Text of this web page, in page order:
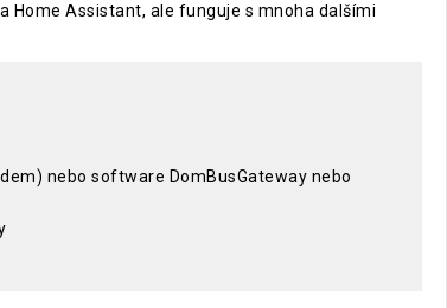
Home Assistant, ale funguje s mnoha dalšími
nebo software DomBusGateway nebo